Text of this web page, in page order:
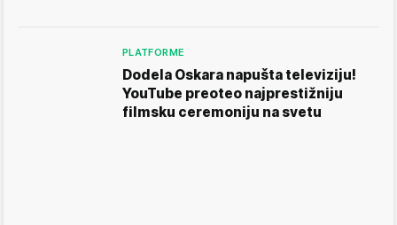
PLATFORME
Dodela Oskara napušta televiziju!
YouTube preoteo najprestižniju
filmsku ceremoniju na svetu